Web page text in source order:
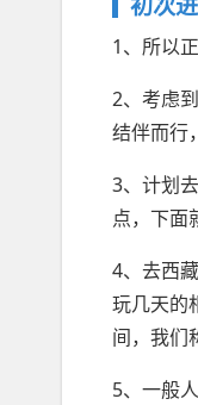
初次
1、所以
2、考虑
结伴而行
3、计划
点，下面
4、去西
玩几天的
间，我们
5、一般